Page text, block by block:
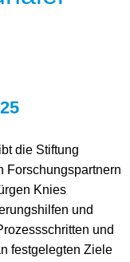
die Stiftung
Forschungspartnern
Knies
und
und
festgelegten Ziele